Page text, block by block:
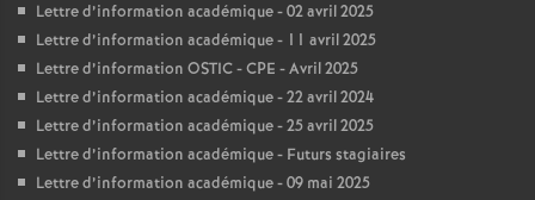
Lettre d’information académique - 02 avril 2025
Lettre d’information académique - 11 avril 2025
Lettre d’information OSTIC - CPE - Avril 2025
Lettre d’information académique - 22 avril 2024
Lettre d’information académique - 25 avril 2025
Lettre d’information académique - Futurs stagiaires
Lettre d’information académique - 09 mai 2025